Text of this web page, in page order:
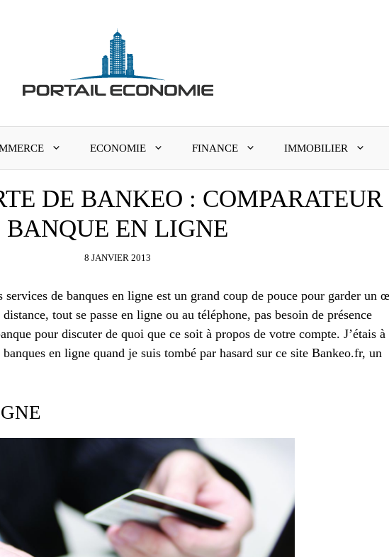
ECONOMIE FINANCE IMMOBILIER
DE BANKEO : COMPARATEUR
BANQUE EN LIGNE
8 JANVIER 2013
services de banques en ligne est un grand coup de pouce pour garder un
tout se passe en ligne ou au téléphone, pas besoin de présence
pour discuter de quoi que ce soit à propos de votre compte. J’étais à
en ligne quand je suis tombé par hasard sur ce site Bankeo.fr, un